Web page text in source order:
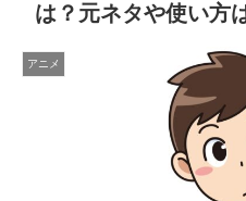
は？元ネタや使い方
アニメ